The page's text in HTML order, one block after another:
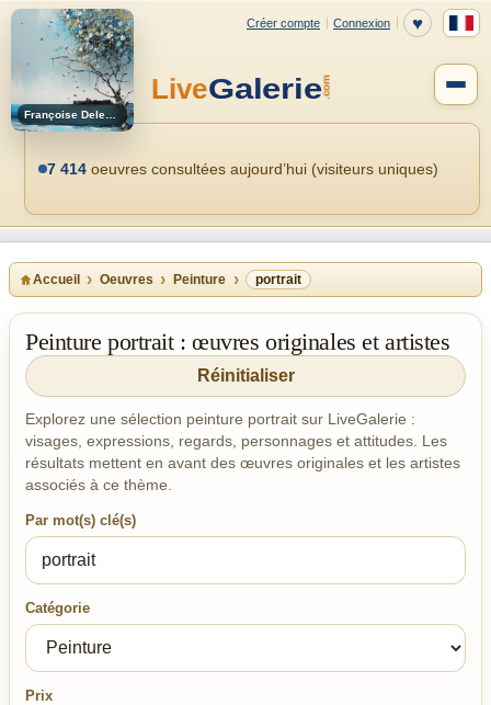
7 414 oeuvres consultées aujourd’hui (visiteurs uniques)
Accueil Oeuvres Peinture portrait
Peinture portrait : œuvres originales et artistes
Réinitialiser
Explorez une sélection peinture portrait sur LiveGalerie :
visages, expressions, regards, personnages et attitudes. Les
résultats mettent en avant des œuvres originales et les artistes
associés à ce thème.
Par mot(s) clé(s)
Catégorie
Prix